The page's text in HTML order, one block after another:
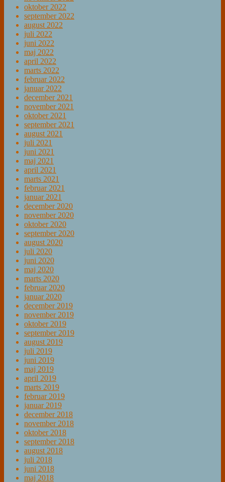
oktober 2022
september 2022
august 2022
juli 2022
juni 2022
maj 2022
april 2022
marts 2022
februar 2022
januar 2022
december 2021
november 2021
oktober 2021
september 2021
august 2021
juli 2021
juni 2021
maj 2021
april 2021
marts 2021
februar 2021
januar 2021
december 2020
november 2020
oktober 2020
september 2020
august 2020
juli 2020
juni 2020
maj 2020
marts 2020
februar 2020
januar 2020
december 2019
november 2019
oktober 2019
september 2019
august 2019
juli 2019
juni 2019
maj 2019
april 2019
marts 2019
februar 2019
januar 2019
december 2018
november 2018
oktober 2018
september 2018
august 2018
juli 2018
juni 2018
maj 2018